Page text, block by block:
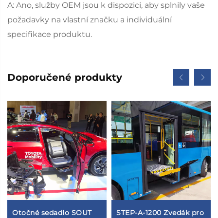
A: Ano, služby OEM jsou k dispozici, aby splnily vaše
požadavky na vlastní značku a individuální
specifikace produktu.
Doporučené produkty
Otočné sedadlo SOUT
STEP-A-1200 Zvedák pro